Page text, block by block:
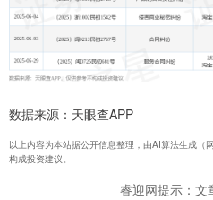
数据来源：天眼查APP
以上内容为本站据公开信息整理，由AI算法生成
构成投资建议。
睿迎网提示：文